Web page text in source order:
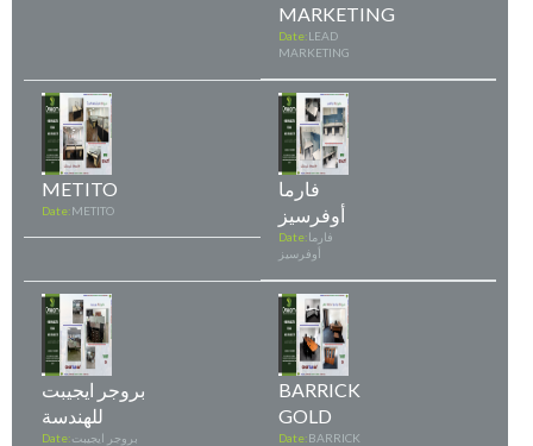
MARKETING
Date:LEAD
MARKETING
METITO
Date:METITO
فارما
أوفرسيز
Date:فارما
أوفرسيز
بروجر ايجيبت
للهندسة
Date:بروجر ايجيبت
BARRICK
GOLD
Date:BARRICK